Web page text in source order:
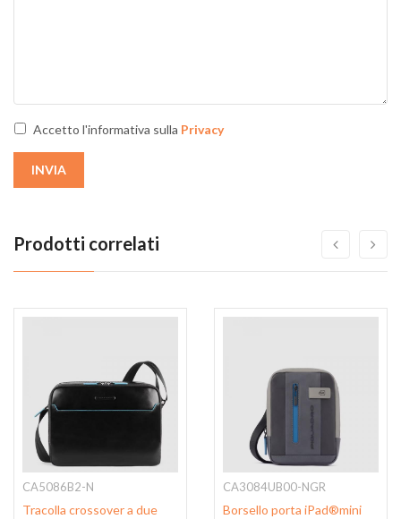
Accetto l'informativa sulla Privacy
INVIA
Prodotti correlati
CA5086B2-N
Tracolla crossover a due
CA3084UB00-NGR
Borsello porta iPad®mini